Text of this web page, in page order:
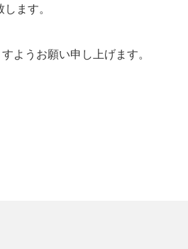
ます。
ようお願い申し上げます。